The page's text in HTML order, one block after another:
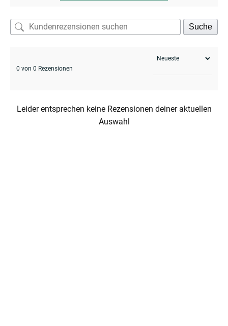
Suche
0 von 0 Rezensionen
Leider entsprechen keine Rezensionen deiner aktuellen
Auswahl